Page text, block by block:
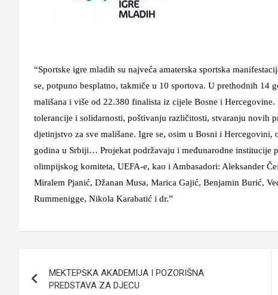
“Sportske igre mladih su najveća amaterska sportska
se, potpuno besplatno, takmiče u 10 sportova. U prethodnih 14
mališana i više od 22.380 finalista iz cijele Bosne i
tolerancije i solidarnosti, poštivanju različitosti, stvaranju novih
djetinjstvo za sve mališane. Igre se, osim u Bosni i
godina u Srbiji… Projekat podržavaju i međunarodne institucije
olimpijskog komiteta, UEFA-e, kao i Ambasadori: Aleksander
Miralem Pjanić, Džanan Musa, Marica Gajić, Benjamin Burić,
Rummenigge, Nikola Karabatić i dr.”
članaka
MEKTEPSKA AKADEMIJA I POZORIŠNA
PREDSTAVA ZA DJECU